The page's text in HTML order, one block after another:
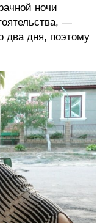
ночи
—
два дня, поэтому